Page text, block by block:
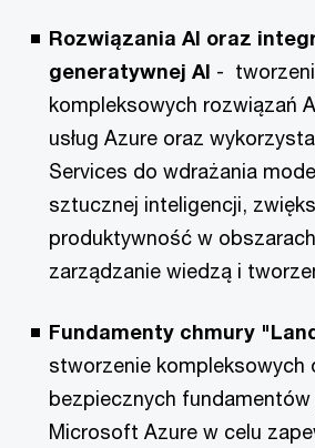
Rozwiązania AI oraz
generatywnej AI -
kompleksowych rozwiązań
usług Azure oraz
Services do wdrażania
sztucznej inteligencji,
produktywność w
zarządzanie wiedzą i
Fundamenty chmury
stworzenie kompleksowych
bezpiecznych
Microsoft Azure w celu